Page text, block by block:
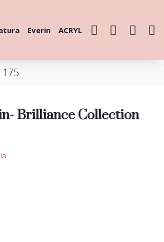
Everin ACRYL
Brilliance Collection